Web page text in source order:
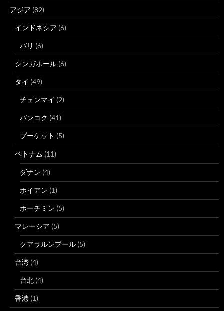
アジア (82)
インドネシア (6)
バリ (6)
シンガポール (6)
タイ (49)
チェンマイ (2)
バンコク (41)
プーケット (5)
ベトナム (11)
ダナン (4)
ホイアン (1)
ホーチミン (5)
マレーシア (5)
クアラルンプール (5)
台湾 (4)
台北 (4)
香港 (1)